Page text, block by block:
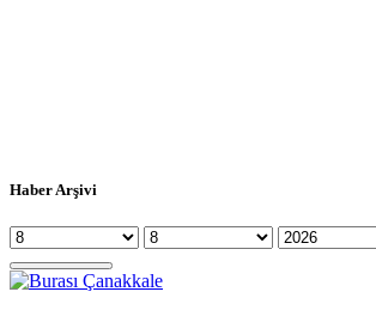
Haber Arşivi